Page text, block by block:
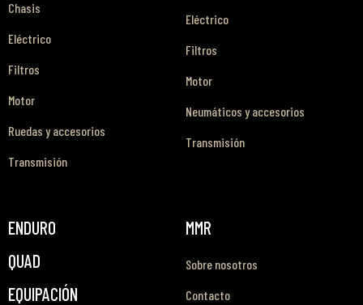
Chasis
Eléctrico
Filtros
Motor
Ruedas y accesorios
Transmisión
Eléctrico
Filtros
Motor
Neumáticos y accesorios
Transmisión
ENDURO
QUAD
EQUIPACIÓN
MMR
Sobre nosotros
Contacto